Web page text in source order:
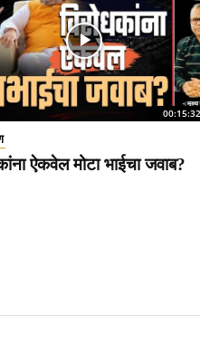
00:15:32
ऐकवेल मोटा भाईचा जवाब?